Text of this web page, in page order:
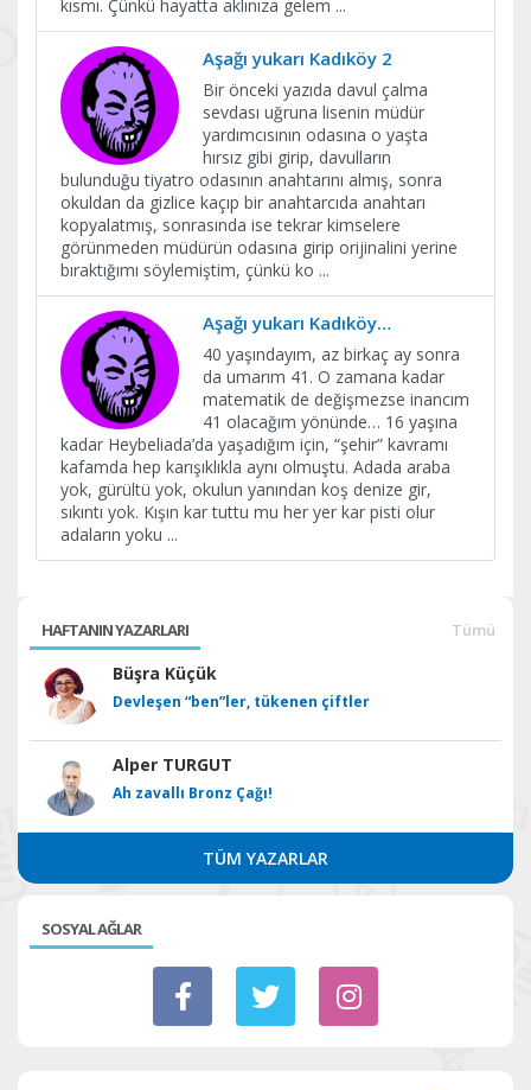
kısmı. Çünkü hayatta aklınıza gelem ...
Aşağı yukarı Kadıköy 2
Bir önceki yazıda davul çalma
sevdası uğruna lisenin müdür
yardımcısının odasına o yaşta
hırsız gibi girip, davulların
bulunduğu tiyatro odasının anahtarını almış, sonra
okuldan da gizlice kaçıp bir anahtarcıda anahtarı
kopyalatmış, sonrasında ise tekrar kimselere
görünmeden müdürün odasına girip orijinalini yerine
bıraktığımı söylemiştim, çünkü ko ...
Aşağı yukarı Kadıköy…
40 yaşındayım, az birkaç ay sonra
da umarım 41. O zamana kadar
matematik de değişmezse inancım
41 olacağım yönünde… 16 yaşına
kadar Heybeliada’da yaşadığım için, “şehir” kavramı
kafamda hep karışıklıkla aynı olmuştu. Adada araba
yok, gürültü yok, okulun yanından koş denize gir,
sıkıntı yok. Kışın kar tuttu mu her yer kar pisti olur
adaların yoku ...
HAFTANIN YAZARLARI Tümü
Büşra Küçük
Devleşen “ben”ler, tükenen çiftler
Alper TURGUT
Ah zavallı Bronz Çağı!
TÜM YAZARLAR
SOSYAL AĞLAR